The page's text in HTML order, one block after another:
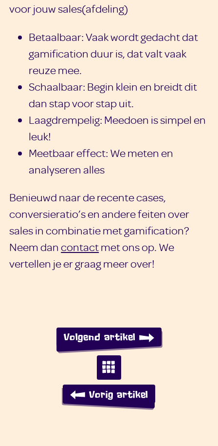
voor jouw sales(afdeling)
Betaalbaar: Vaak wordt gedacht dat
gamification duur is, dat valt vaak
reuze mee.
Schaalbaar: Begin klein en breidt dit
dan stap voor stap uit.
Laagdrempelig: Meedoen is simpel en
leuk!
Meetbaar effect: We meten en
analyseren alles
Benieuwd naar de recente cases,
conversieratio’s en andere feiten over
sales in combinatie met gamification?
Neem dancontactmet ons op. We
vertellen je er graag meer over!
Volgend artikel
Vorig artikel